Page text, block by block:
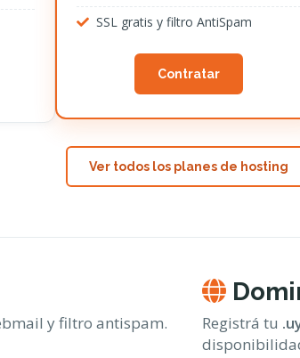
SSL gratis y filtro AntiSpam
Contratar
Ver todos los planes de hosting
y filtro antispam.
Registrá tu